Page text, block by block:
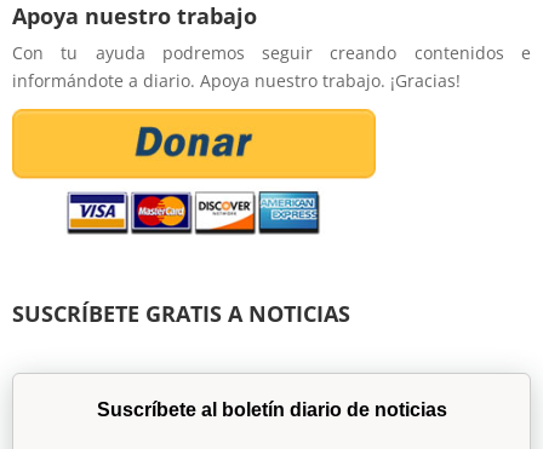
Apoya nuestro trabajo
Con tu ayuda podremos seguir creando contenidos e
informándote a diario. Apoya nuestro trabajo. ¡Gracias!
SUSCRÍBETE GRATIS A NOTICIAS
Suscríbete al boletín diario de noticias